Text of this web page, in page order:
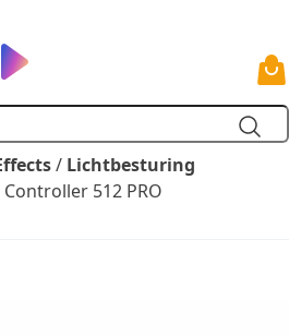
/ Lichtbesturing
Controller 512 PRO